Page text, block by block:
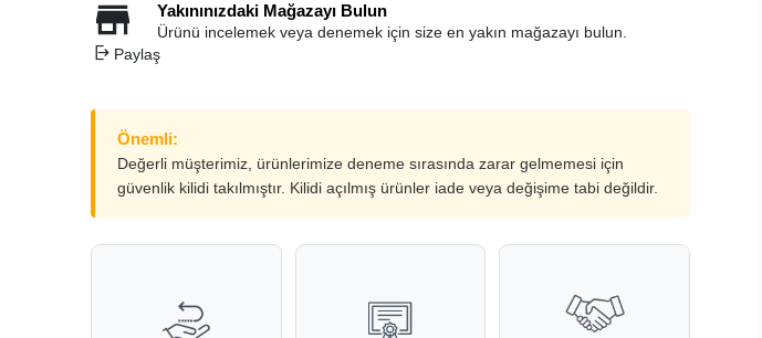
Yakınınızdaki Mağazayı Bulun
Ürünü incelemek veya denemek için size en yakın mağazayı bulun.
Paylaş
Önemli:
Değerli müşterimiz, ürünlerimize deneme sırasında zarar gelmemesi için
güvenlik kilidi takılmıştır. Kilidi açılmış ürünler iade veya değişime tabi değildir.